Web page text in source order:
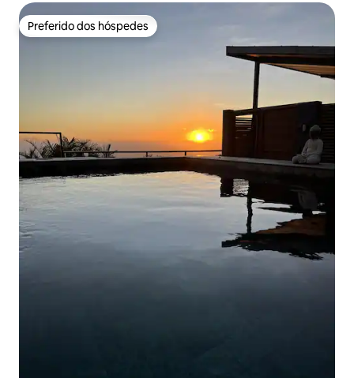
Preferido dos hóspedes
Preferido dos hóspedes